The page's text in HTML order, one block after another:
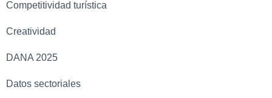
Competitividad turística
Creatividad
DANA 2025
Datos sectoriales